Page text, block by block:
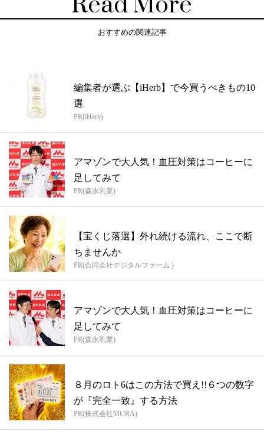
おすすめの関連記事
編集者が選ぶ【iHerb】で今買うべきもの10
選
PR(iHerb)
アマゾンで大人気！血圧対策はコーヒーに
足してみて
PR(森永乳業)
【宝くじ落選】外れ続ける流れ、ここで断
ちませんか
PR(合同会社デジタルファーム )
アマゾンで大人気！血圧対策はコーヒーに
足してみて
PR(森永乳業)
８月のロト6はこの方法で買え!!６つの数字
が『完全一致』する方法
PR(株式会社MURA)